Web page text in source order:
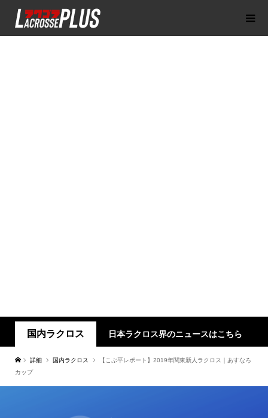
国内ラクロス 日本ラクロス界のニュースはこちら
詳細 国内ラクロス
【こぶ平レポート】2019年関東新人ラクロス｜あすなろ
カップ